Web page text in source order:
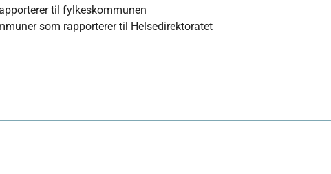
til fylkeskommunen
som rapporterer til Helsedirektoratet